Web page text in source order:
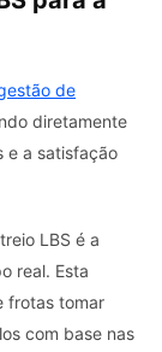
de
diretamente
e a satisfação
LBS é a
real. Esta
frotas tomar
com base nas